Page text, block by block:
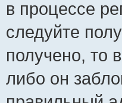
в процессе
следуйте
получено, то
либо он